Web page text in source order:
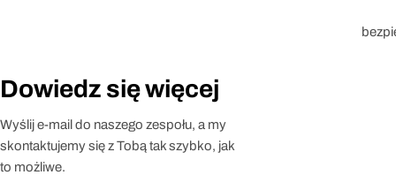
Dowiedz się więcej
Wyślij e-mail do naszego zespołu, a my
skontaktujemy się z Tobą tak szybko, jak
to możliwe.